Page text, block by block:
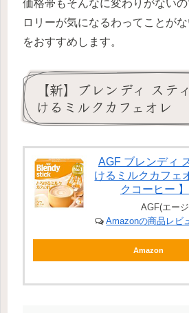
価格帯もそんなに変わりがない
ロリーが気になるわってことが
をおすすめします。
【新】ブレンディ ス
けるミルクカフェオレ
AGF ブレンディ
けるミルクカフェ
クコーヒー
AGF(エー
Amazonの商品レビ
Amazon